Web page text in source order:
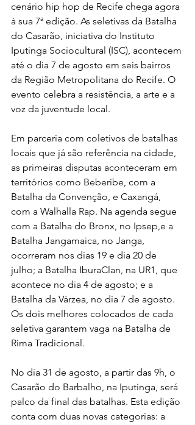
cenário hip hop de Recife chega agora
à sua 7ª edição. As seletivas da Batalha
do Casarão, iniciativa do Instituto
Iputinga Sociocultural (ISC), acontecem
até o dia 7 de agosto em seis bairros
da Região Metropolitana do Recife. O
evento celebra a resistência, a arte e a
voz da juventude local.
Em parceria com coletivos de batalhas
locais que já são referência na cidade,
as primeiras disputas aconteceram em
territórios como Beberibe, com a
Batalha da Convenção, e Caxangá,
com a Walhalla Rap. Na agenda segue
com a Batalha do Bronx, no Ipsep,e a
Batalha Jangamaica, no Janga,
ocorreram nos dias 19 e dia 20 de
julho; a Batalha IburaClan, na UR1, que
acontece no dia 4 de agosto; e a
Batalha da Várzea, no dia 7 de agosto.
Os dois melhores colocados de cada
seletiva garantem vaga na Batalha de
Rima Tradicional.
No dia 31 de agosto, a partir das 9h, o
Casarão do Barbalho, na Iputinga, será
palco da final das batalhas. Esta edição
conta com duas novas categorias: a